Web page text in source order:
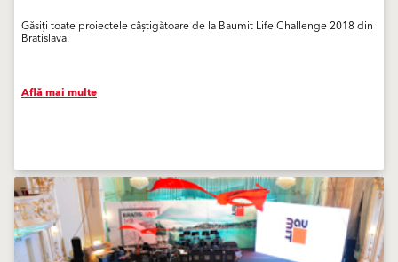
Găsiți toate proiectele câștigătoare de la Baumit Life Challenge 2018 din
Bratislava.
Află mai multe